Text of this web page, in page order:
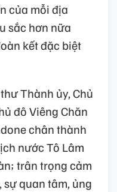
của mỗi địa
sắc hơn nữa
kết đặc biệt
Thành ủy, Chủ
đô Viêng Chăn
chân thành
nước Tô Lâm
trân trọng cảm
quan tâm, ủng